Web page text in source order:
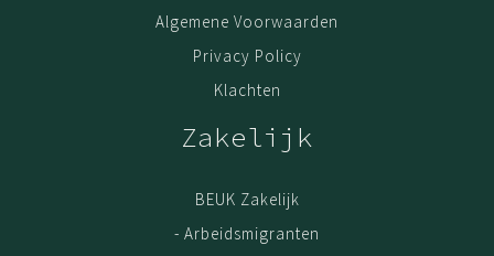
Algemene Voorwaarden
Privacy Policy
Klachten
Zakelijk
BEUK Zakelijk
- Arbeidsmigranten